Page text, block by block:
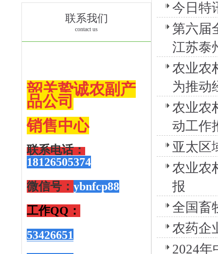
联系我们
contact us
韶关挚诚农副产
品公司
销售中心
联系电话：
18126505374
微信号： ybnfcp88
工作QQ ：
53426651
今日特
第六届
江苏泰
农业农
为推动
农业农
动工作
亚太区
农业农
报
全国畜
农药企
2024年